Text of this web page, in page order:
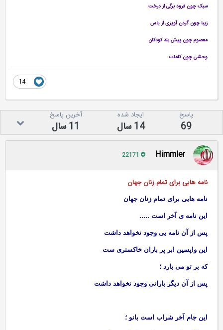
سبک چون فرود برگی از درخت
زیبا چون گردن آویزی از یاس
معصوم چون پیش بند کودکان
وحشی چون کلمات
پاسخ
69
ایجاد شده
14 سال
آخرین پاسخ
11 سال
Himmler
نامه هایی برای تمام زنان جهان
نامه هایی برای تمام زنان جهان
این نامه ی آخر است .....
پس از آن نامه یی وجود نخواهد داشت
این واپسین ابر پر باران خاکستری ست
که بر تو می بارد ؛
پس از آن دیگر بارانی وجود نخواهد داشت
این جام آخر شراب است بانو ؛